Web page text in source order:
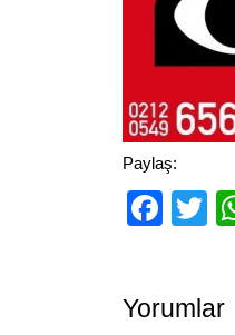
Paylaş:
Yorumlar